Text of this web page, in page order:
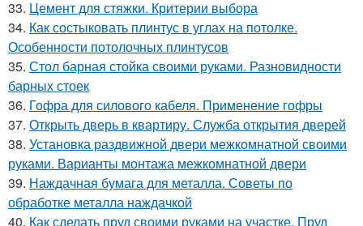
33. Цемент для стяжки. Критерии выбора
34. Как состыковать плинтус в углах на потолке.
Особенности потолочных плинтусов
35. Стол барная стойка своими руками. Разновидности
барных стоек
36. Гофра для силового кабеля. Применение гофры
37. Открыть дверь в квартиру. Служба открытия дверей
38. Установка раздвижной двери межкомнатной своими
руками. Варианты монтажа межкомнатной двери
39. Наждачная бумага для металла. Советы по
обработке металла наждачкой
40. Как сделать пруд своими руками на участке. Пруд